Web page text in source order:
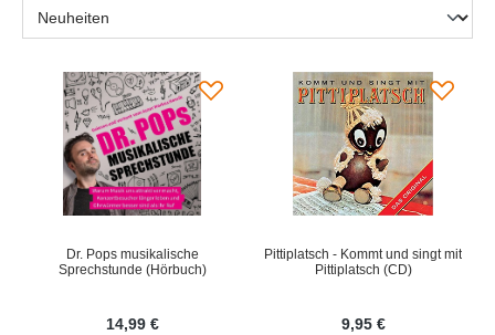
Dr. Pops musikalische
Sprechstunde (Hörbuch)
14,99 €
Pittiplatsch - Kommt und singt mit
Pittiplatsch (CD)
9,95 €